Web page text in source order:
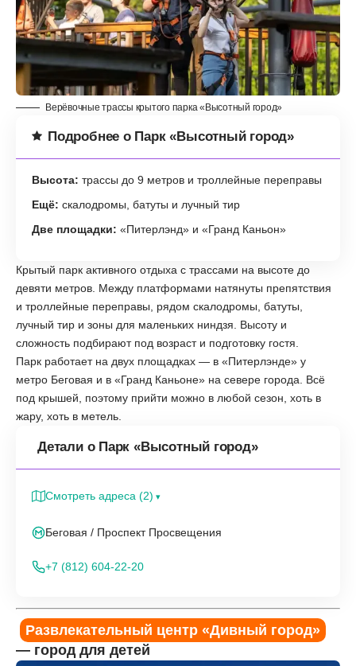
Верёвочные трассы крытого парка «Высотный город»
Подробнее о Парк «Высотный город»
Высота: трассы до 9 метров и троллейные переправы
Ещё: скалодромы, батуты и лучный тир
Две площадки: «Питерлэнд» и «Гранд Каньон»
Крытый парк активного отдыха с трассами на высоте до
девяти метров. Между платформами натянуты препятствия
и троллейные переправы, рядом скалодромы, батуты,
лучный тир и зоны для маленьких ниндзя. Высоту и
сложность подбирают под возраст и подготовку гостя.
Парк работает на двух площадках — в «Питерлэнде» у
метро Беговая и в «Гранд Каньоне» на севере города. Всё
под крышей, поэтому прийти можно в любой сезон, хоть в
жару, хоть в метель.
Детали о Парк «Высотный город»
Смотреть адреса (2)
Беговая / Проспект Просвещения
+7 (812) 604-22-20
Развлекательный центр «Дивный город»
— город для детей